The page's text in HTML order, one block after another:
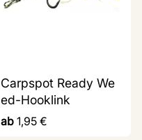
Carpspot Ready We
ed-Hooklink
ab 1,95 €